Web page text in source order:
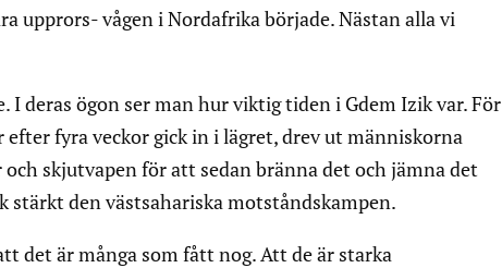
upprors- vågen i Nordafrika började. Nästan alla vi
I deras ögon ser man hur viktig tiden i Gdem Izik var. För
fyra veckor gick in i lägret, drev ut människorna
skjutvapen för att sedan bränna det och jämna det
stärkt den västsahariska motståndskampen.
det är många som fått nog. Att de är starka